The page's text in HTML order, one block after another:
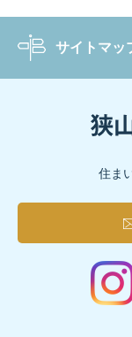
サイトマッ
住ま